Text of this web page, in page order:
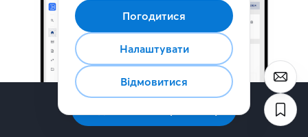
Погодитися
Налаштувати
Відмовитися